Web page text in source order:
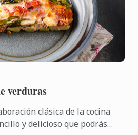
verduras
clásica de la cocina
y delicioso que podrás